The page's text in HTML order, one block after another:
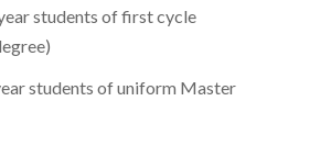
students of first cycle
students of uniform Master